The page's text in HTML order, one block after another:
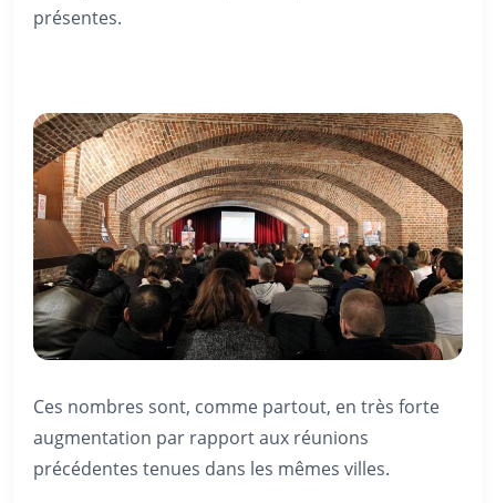
présentes.
Ces nombres sont, comme partout, en très forte
augmentation par rapport aux réunions
précédentes tenues dans les mêmes villes.